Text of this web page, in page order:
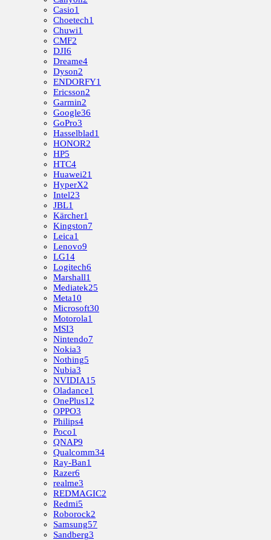
Casio1
Choetech1
Chuwi1
CMF2
DJI6
Dreame4
Dyson2
ENDORFY1
Ericsson2
Garmin2
Google36
GoPro3
Hasselblad1
HONOR2
HP5
HTC4
Huawei21
HyperX2
Intel23
JBL1
Kärcher1
Kingston7
Leica1
Lenovo9
LG14
Logitech6
Marshall1
Mediatek25
Meta10
Microsoft30
Motorola1
MSI3
Nintendo7
Nokia3
Nothing5
Nubia3
NVIDIA15
Oladance1
OnePlus12
OPPO3
Philips4
Poco1
QNAP9
Qualcomm34
Ray-Ban1
Razer6
realme3
REDMAGIC2
Redmi5
Roborock2
Samsung57
Sandberg3